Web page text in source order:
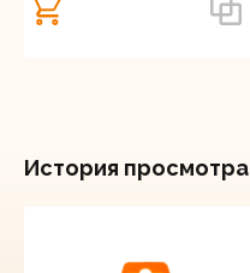
История просмотра